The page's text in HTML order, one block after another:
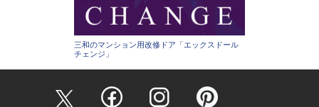
三和のマンション用改修ドア「エックスドール
チェンジ」